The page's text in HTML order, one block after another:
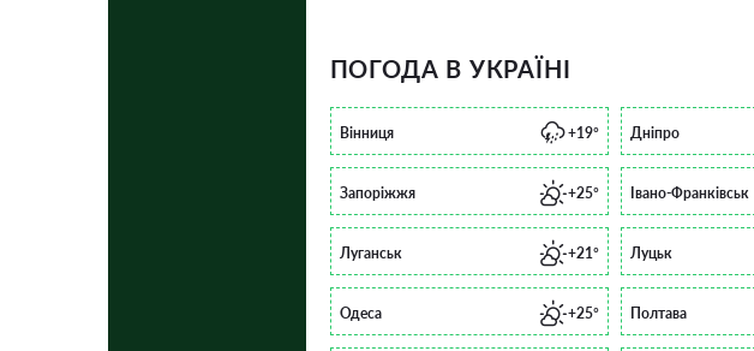
ПОГОДА В УКРАЇНІ
Вінниця +19° Дніпро
Запоріжжя +25° Івано-Франківськ
Луганськ +21° Луцьк
Одеса +25° Полтава